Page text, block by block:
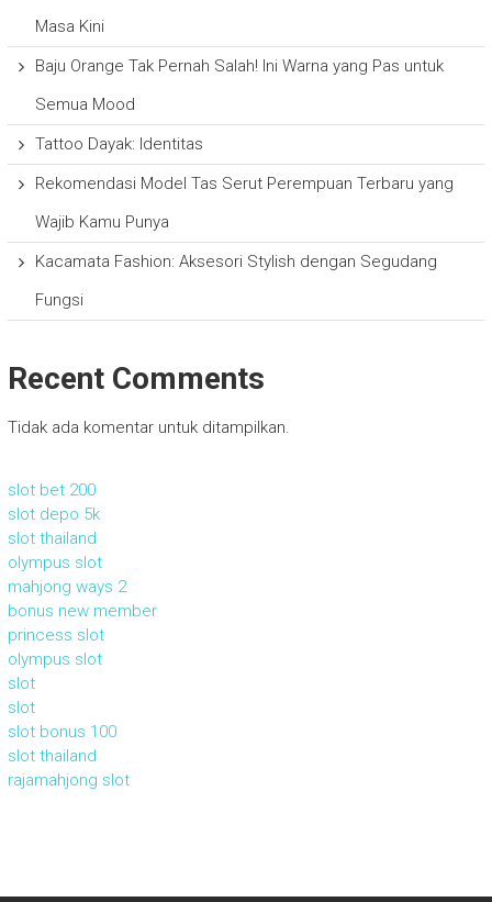
Masa Kini
Baju Orange Tak Pernah Salah! Ini Warna yang Pas untuk
Semua Mood
Tattoo Dayak: Identitas
Rekomendasi Model Tas Serut Perempuan Terbaru yang
Wajib Kamu Punya
Kacamata Fashion: Aksesori Stylish dengan Segudang
Fungsi
Recent Comments
Tidak ada komentar untuk ditampilkan.
slot bet 200
slot depo 5k
slot thailand
olympus slot
mahjong ways 2
bonus new member
princess slot
olympus slot
slot
slot
slot bonus 100
slot thailand
rajamahjong slot